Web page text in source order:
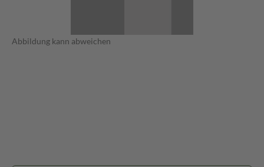
Abbildung kann abweichen